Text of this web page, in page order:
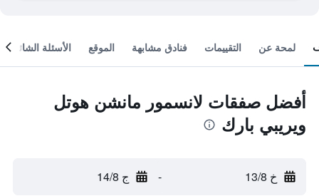
لمحة عن التقييمات فنادق مشابهة الموقع الأسئلة الشائعة
أفضل صفقات لانسمور مانشن هوتل
ويريبي بارك
خ 13/8 - ج 14/8